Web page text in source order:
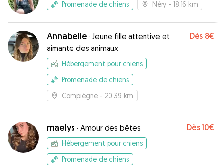
Promenade de chiens Néry - 18.16 km
Annabelle · Jeune fille attentive et
aimante des animaux
Dès 8€
Hébergement pour chiens
Promenade de chiens
Compiègne - 20.39 km
maelys · Amour des bêtes Dès 10€
Hébergement pour chiens
Promenade de chiens